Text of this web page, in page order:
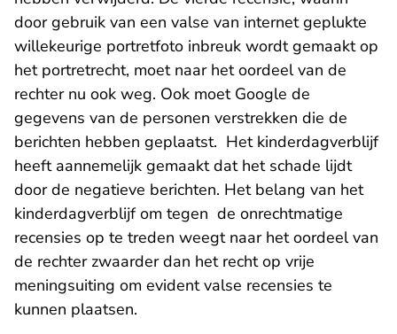
door gebruik van een valse van internet geplukte
willekeurige portretfoto inbreuk wordt gemaakt op
het portretrecht, moet naar het oordeel van de
rechter nu ook weg. Ook moet Google de
gegevens van de personen verstrekken die de
berichten hebben geplaatst. Het kinderdagverblijf
heeft aannemelijk gemaakt dat het schade lijdt
door de negatieve berichten. Het belang van het
kinderdagverblijf om tegen de onrechtmatige
recensies op te treden weegt naar het oordeel van
de rechter zwaarder dan het recht op vrije
meningsuiting om evident valse recensies te
kunnen plaatsen.